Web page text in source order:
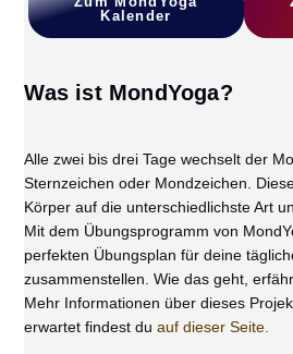
Kalender
Was ist MondYoga?
Alle zwei bis drei Tage wechselt der
Sternzeichen oder Mondzeichen.
Körper auf die unterschiedlichste Art
Mit dem Übungsprogramm von
perfekten Übungsplan für deine
zusammenstellen. Wie das geht,
Mehr Informationen über dieses
erwartet findest du auf dieser Seite.